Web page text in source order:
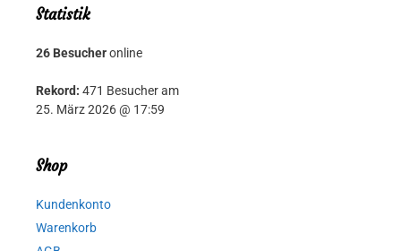
Statistik
26 Besucheronline
Rekord: 471 Besucher am
25. März 2026 @ 17:59
Shop
Kundenkonto
Warenkorb